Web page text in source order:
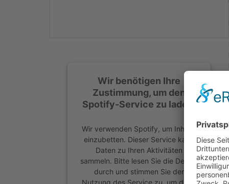
Wir benötigen Ihre
Zustimmung, um den
Spotify-Service zu laden!
Wir verwenden Spotify, um Inhalte
einzubetten. Dieser Service kann
Daten zu Ihren Aktivitäten
sammeln. Bitte lesen Sie die Details
durch und stimmen Sie der
Nutzung des Service zu, um diese